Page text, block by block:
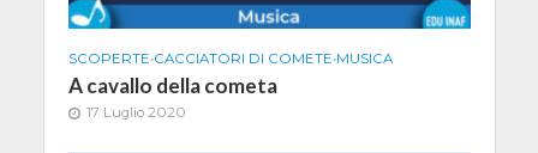
SCOPERTE•CACCIATORI DI COMETE•MUSICA
A cavallo della cometa
17 Luglio 2020